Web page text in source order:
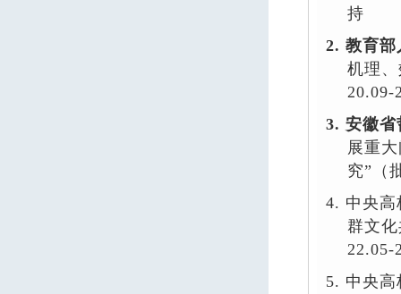
持
2. 教育部
机理
20.09-
3. 安徽省
展重
究” （
4. 中央
群文
22.05-
5. 中央